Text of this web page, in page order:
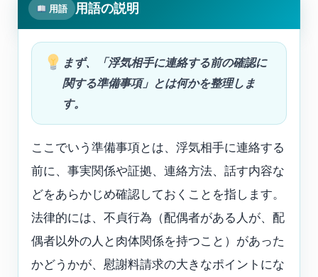
用語 用語の説明
まず、「浮気相手に連絡する前の確認に
関する準備事項」とは何かを整理しま
す。
ここでいう準備事項とは、浮気相手に連絡する
前に、事実関係や証拠、連絡方法、話す内容な
どをあらかじめ確認しておくことを指します。
法律的には、不貞行為（配偶者がある人が、配
偶者以外の人と肉体関係を持つこと）があった
かどうかが、慰謝料請求の大きなポイントにな